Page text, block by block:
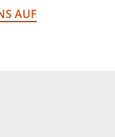
AUF